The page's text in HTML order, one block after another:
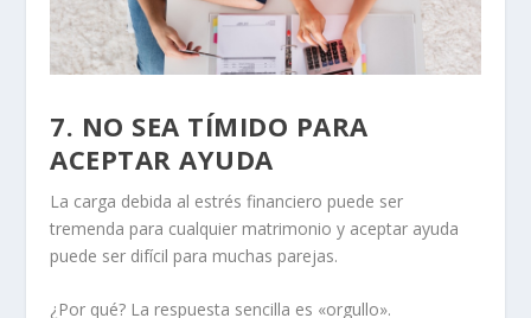
7. NO SEA TÍMIDO PARA
ACEPTAR AYUDA
La carga debida al estrés financiero puede ser
tremenda para cualquier matrimonio y aceptar ayuda
puede ser difícil para muchas parejas.
¿Por qué? La respuesta sencilla es «orgullo».